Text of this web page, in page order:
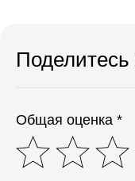
Общая оценка *